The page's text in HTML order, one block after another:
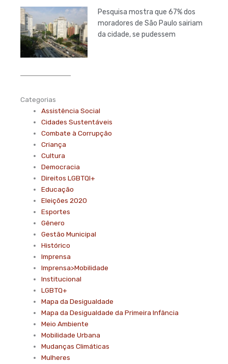
Pesquisa mostra que 67% dos
moradores de São Paulo sairiam
da cidade, se pudessem
Categorias
Assistência Social
Cidades Sustentáveis
Combate à Corrupção
Criança
Cultura
Democracia
Direitos LGBTQI+
Educação
Eleições 2020
Esportes
Gênero
Gestão Municipal
Histórico
Imprensa
Imprensa>Mobilidade
Institucional
LGBTQ+
Mapa da Desigualdade
Mapa da Desigualdade da Primeira Infância
Meio Ambiente
Mobilidade Urbana
Mudanças Climáticas
Mulheres